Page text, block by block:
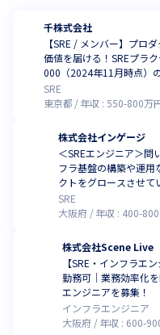
千株式会社
【SRE / メンバー】プロ
価値を届ける！SREプラ
000（2024年11月時点）
ーズを運営する第二創業
ト勤務メイン)・フルリモー
SRE
東京都
年収 :550-800万
株式会社インゲージ
＜SREエンジニア＞
フラ基盤の構築や運
クトをグロースさせて
SRE
大阪府
年収 : 400-800
株式会社Scene Live
【SRE・インフラエ
勤務可｜業務効率化
エンジニアを募集！
インフラエンジニア
大阪府
年収 : 600-